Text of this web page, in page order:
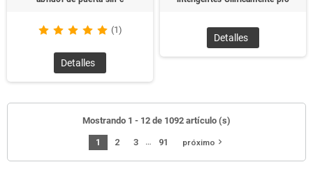
(1)
Detalles
Detalles
Mostrando 1 - 12 de 1092 artículo (s)
1 2 3 … 91 próximo navigate_next